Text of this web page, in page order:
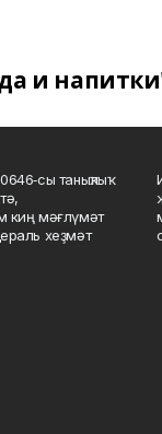
и
таныҡлыҡ
киң мәғлүмәт
хеҙмәт